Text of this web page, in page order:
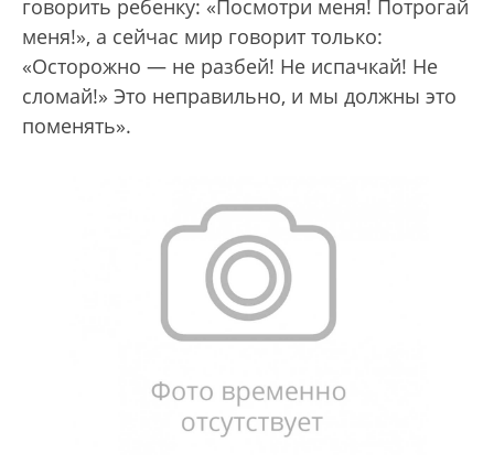
говорить ребенку: «Посмотри меня! Потрогай
меня!», а сейчас мир говорит только:
«Осторожно — не разбей! Не испачкай! Не
сломай!» Это неправильно, и мы должны это
поменять».